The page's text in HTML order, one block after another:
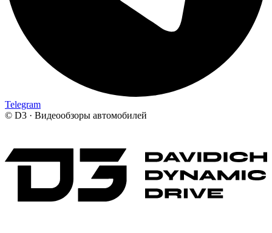
Telegram
© D3 · Видеообзоры автомобилей